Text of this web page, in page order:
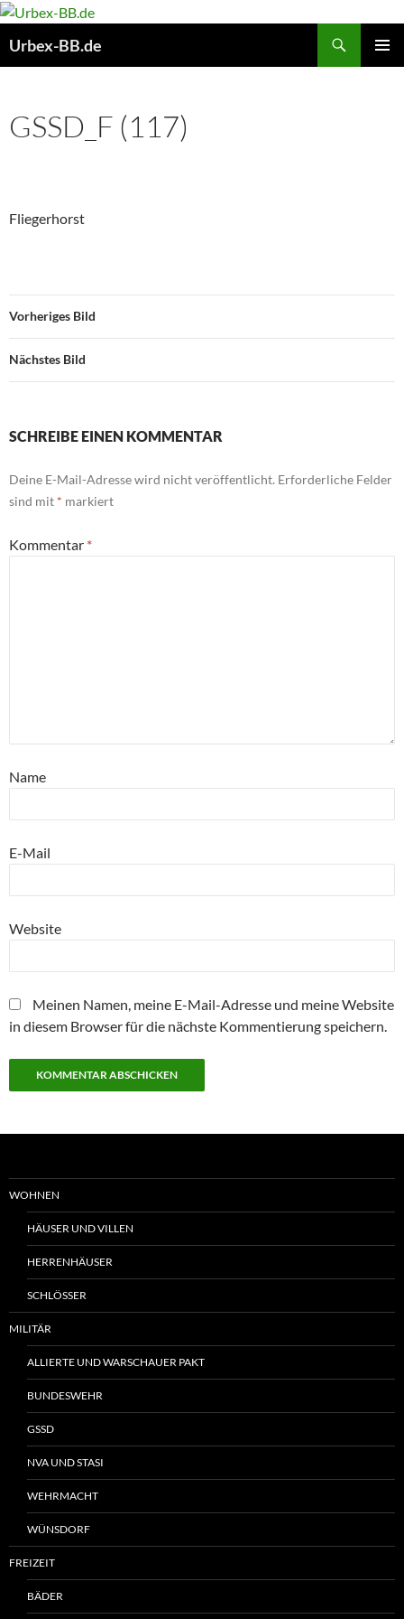
Urbex-BB.de
GSSD_F (117)
Fliegerhorst
Vorheriges Bild
Nächstes Bild
SCHREIBE EINEN KOMMENTAR
Deine E-Mail-Adresse wird nicht veröffentlicht. Erforderliche Felder
sind mit * markiert
Kommentar *
Name
E-Mail
Website
Meinen Namen, meine E-Mail-Adresse und meine Website
in diesem Browser für die nächste Kommentierung speichern.
WOHNEN
HÄUSER UND VILLEN
HERRENHÄUSER
SCHLÖSSER
MILITÄR
ALLIERTE UND WARSCHAUER PAKT
BUNDESWEHR
GSSD
NVA UND STASI
WEHRMACHT
WÜNSDORF
FREIZEIT
BÄDER